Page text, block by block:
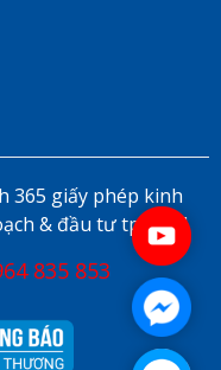
365 giấy phép kinh
& đầu tư tp HCM
835 853